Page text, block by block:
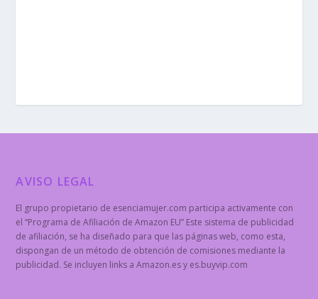
AVISO LEGAL
El grupo propietario de esenciamujer.com participa activamente con
el “Programa de Afiliación de Amazon EU” Este sistema de publicidad
de afiliación, se ha diseñado para que las páginas web, como esta,
dispongan de un método de obtención de comisiones mediante la
publicidad. Se incluyen links a Amazon.es y es.buyvip.com